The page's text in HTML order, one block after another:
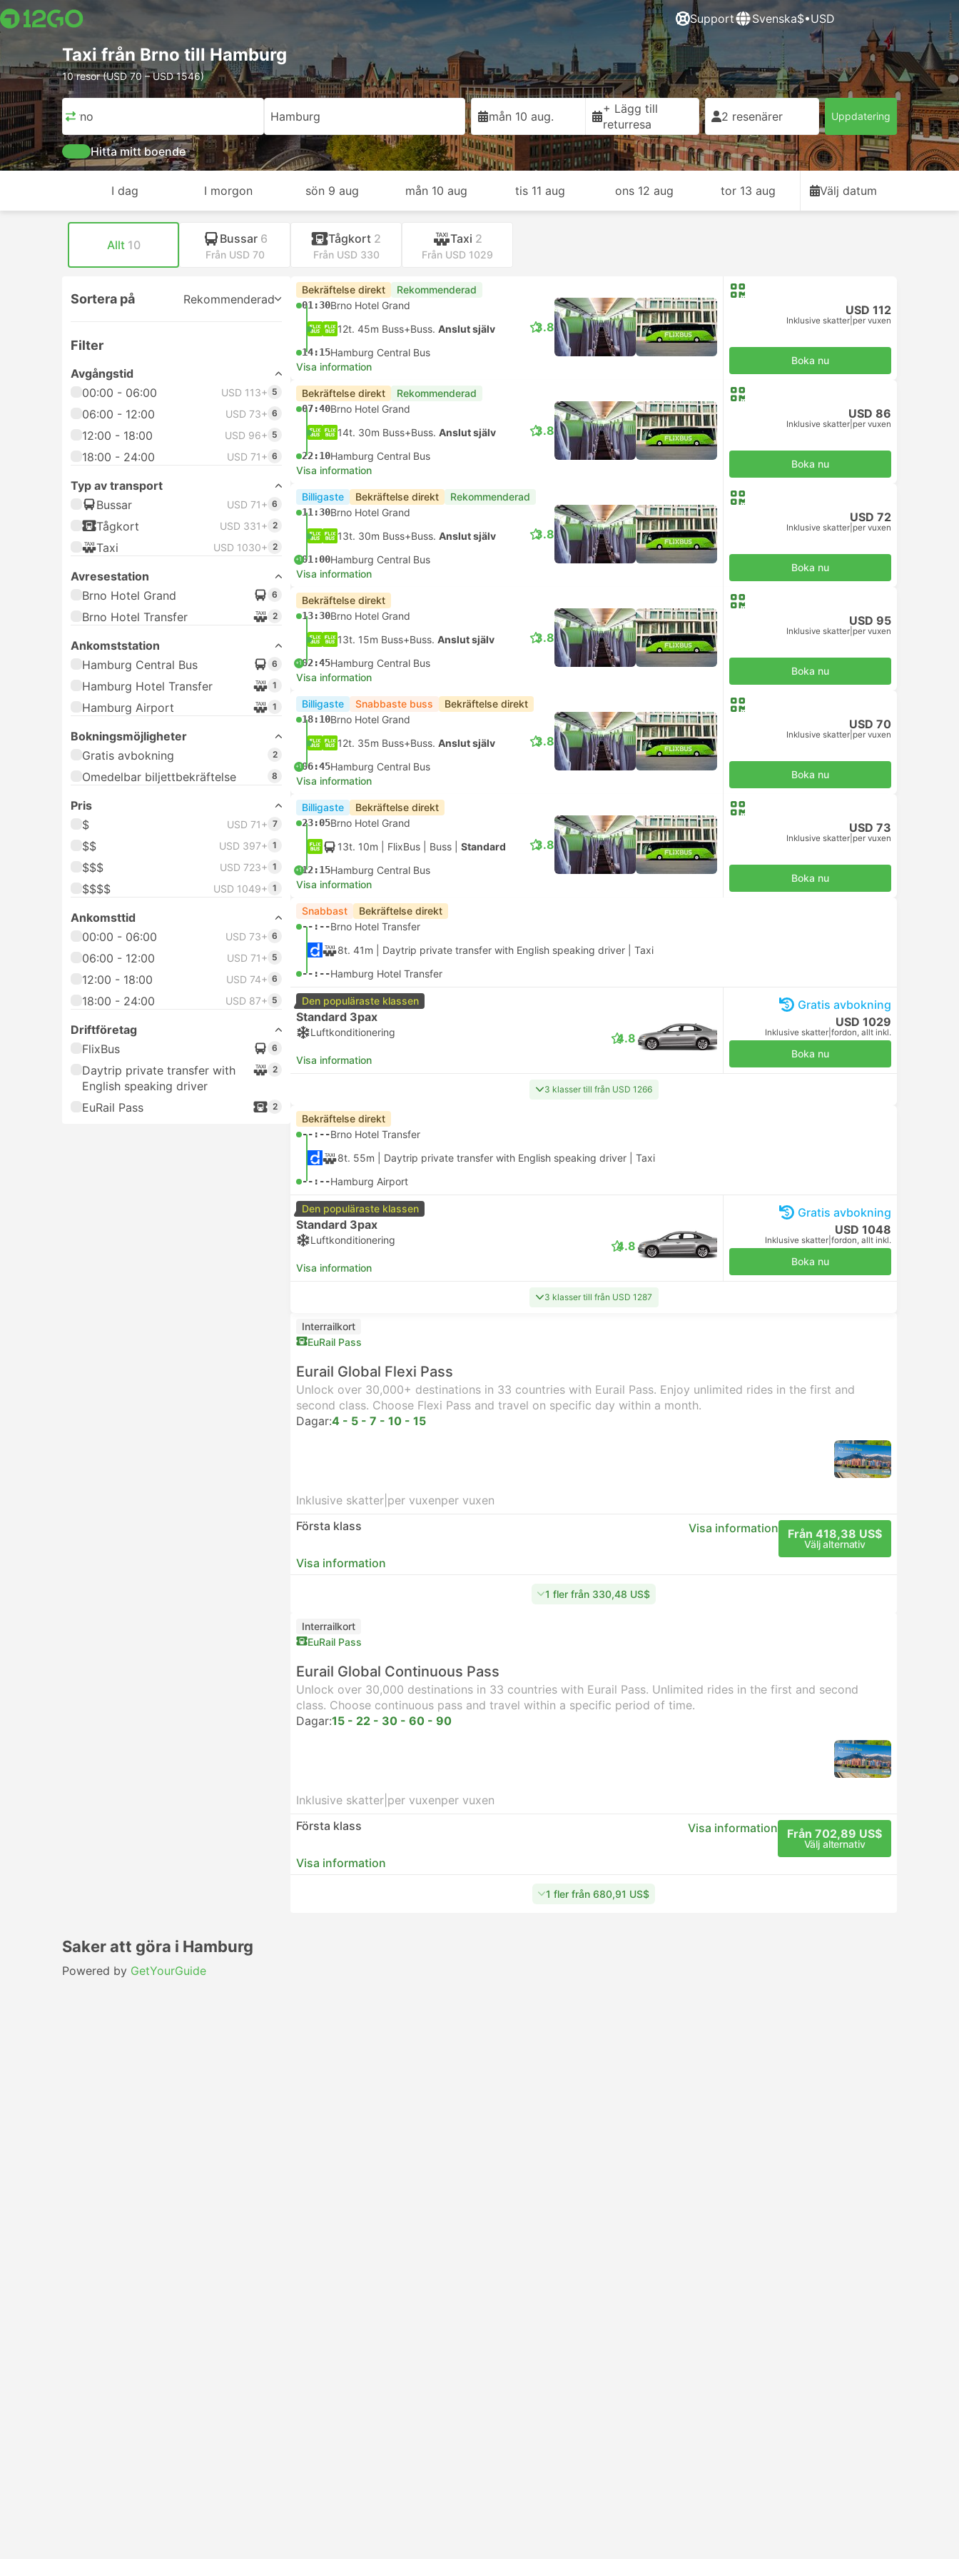
Support Svenska$•USD
Taxi från Brno till Hamburg
10 resor (USD 70 – USD 1546)
Brno Hamburg mån 10 aug.
+ Lägg till
returresa
2 resenärer Uppdatering
Hitta mitt boende
I dag I morgon sön 9 aug mån 10 aug tis 11 aug ons 12 aug tor 13 aug Välj datum
Allt 10 Bussar 6
Från USD 70
Tågkort 2
Från USD 330
Taxi 2
Från USD 1029
Sortera på Rekommenderad
Filter
Avgångstid
00:00 - 06:00
USD 113+ 5
06:00 - 12:00 USD 73+ 6
12:00 - 18:00 USD 96+ 5
18:00 - 24:00 USD 71+ 6
Typ av transport
Bussar
USD 71+ 6
Tågkort USD 331+ 2
Taxi USD 1030+ 2
Avresestation
Brno Hotel Grand
6
Brno Hotel Transfer 2
Ankomststation
Hamburg Central Bus
6
Hamburg Hotel Transfer 1
Hamburg Airport 1
Bokningsmöjligheter
Gratis avbokning
2
Omedelbar biljettbekräftelse 8
Pris
$
USD 71+ 7
$$ USD 397+ 1
$$$ USD 723+ 1
$$$$ USD 1049+ 1
Ankomsttid
00:00 - 06:00
USD 73+ 6
06:00 - 12:00 USD 71+ 5
12:00 - 18:00 USD 74+ 6
18:00 - 24:00 USD 87+ 5
Driftföretag
FlixBus
6
Daytrip private transfer with
English speaking driver
2
EuRail Pass 2
Bekräftelse direkt Rekommenderad
01:30Brno Hotel Grand
12t. 45m Buss+Buss. Anslut själv
14:15Hamburg Central Bus
3.8
Visa information
USD 112
Inklusive skatter per vuxen
Boka nu
Bekräftelse direkt Rekommenderad
07:40Brno Hotel Grand
14t. 30m Buss+Buss. Anslut själv
22:10Hamburg Central Bus
3.8
Visa information
USD 86
Inklusive skatter per vuxen
Boka nu
Billigaste Bekräftelse direkt Rekommenderad
11:30Brno Hotel Grand
13t. 30m Buss+Buss. Anslut själv
+101:00Hamburg Central Bus
3.8
Visa information
USD 72
Inklusive skatter per vuxen
Boka nu
Bekräftelse direkt
13:30Brno Hotel Grand
13t. 15m Buss+Buss. Anslut själv
+102:45Hamburg Central Bus
3.8
Visa information
USD 95
Inklusive skatter per vuxen
Boka nu
Billigaste Snabbaste buss Bekräftelse direkt
18:10Brno Hotel Grand
12t. 35m Buss+Buss. Anslut själv
+106:45Hamburg Central Bus
3.8
Visa information
USD 70
Inklusive skatter per vuxen
Boka nu
Billigaste Bekräftelse direkt
23:05Brno Hotel Grand
13t. 10m | FlixBus Buss Standard
+112:15Hamburg Central Bus
3.8
Visa information
USD 73
Inklusive skatter per vuxen
Boka nu
Snabbast Bekräftelse direkt
--:--Brno Hotel Transfer
8t. 41m | Daytrip private transfer with English speaking driver Taxi
--:--Hamburg Hotel Transfer
Den populäraste klassen
Standard 3pax
Luftkonditionering
Visa information
4.8
Gratis avbokning
USD 1029
Inklusive skatter fordon, allt inkl.
Boka nu
3 klasser till från USD 1266
Bekräftelse direkt
--:--Brno Hotel Transfer
8t. 55m | Daytrip private transfer with English speaking driver Taxi
--:--Hamburg Airport
Den populäraste klassen
Standard 3pax
Luftkonditionering
Visa information
4.8
Gratis avbokning
USD 1048
Inklusive skatter fordon, allt inkl.
Boka nu
3 klasser till från USD 1287
Interrailkort
EuRail Pass
Eurail Global Flexi Pass
Unlock over 30,000+ destinations in 33 countries with Eurail Pass. Enjoy unlimited rides in the first and
second class. Choose Flexi Pass and travel on specific day within a month.
Dagar:4 - 5 - 7 - 10 - 15
Inklusive skatter per vuxenper vuxen
Första klass
Visa information Från 418,38 US$
Välj alternativ
Visa information
1 fler från 330,48 US$
Interrailkort
EuRail Pass
Eurail Global Continuous Pass
Unlock over 30,000 destinations in 33 countries with Eurail Pass. Unlimited rides in the first and second
class. Choose continuous pass and travel within a specific period of time.
Dagar:15 - 22 - 30 - 60 - 90
Inklusive skatter per vuxenper vuxen
Första klass
Visa information Från 702,89 US$
Välj alternativ
Visa information
1 fler från 680,91 US$
Saker att göra i Hamburg
Powered by GetYourGuide